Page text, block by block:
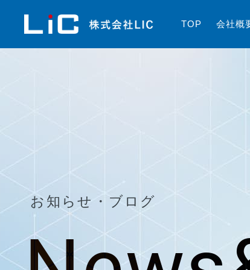
TOP 会社概
お知らせ・ブログ